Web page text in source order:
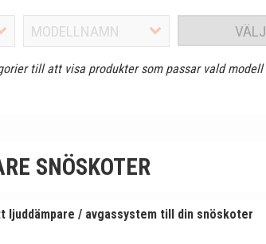
VÄLJ
till att visa produkter som passar vald modell
SNÖSKOTER
/ avgassystem till din snöskoter